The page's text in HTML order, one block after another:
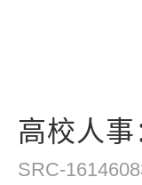
高校人
SRC-